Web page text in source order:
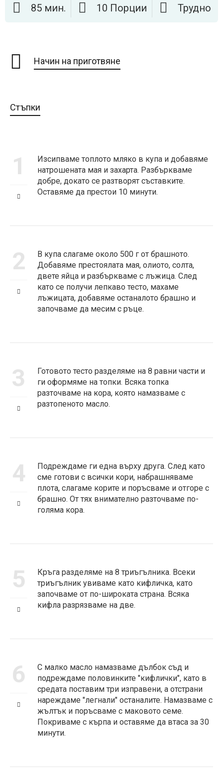
85 мин. 10 Порции Трудно
Начин на приготвяне
Стъпки
1
Изсипваме топлото мляко в купа и добавяме
натрошената мая и захарта. Разбъркваме
добре, докато се разтворят съставките.
Оставяме да престои 10 минути.
2
В купа слагаме около 500 г от брашното.
Добавяме престоялата мая, олиото, солта,
двете яйца и разбъркваме с лъжица. След
като се получи лепкаво тесто, махаме
лъжицата, добавяме останалото брашно и
започваме да месим с ръце.
3
Готовото тесто разделяме на 8 равни части и
ги оформяме на топки. Всяка топка
разточваме на кора, която намазваме с
разтопеното масло.
4
Подреждаме ги една върху друга. След като
сме готови с всички кори, набрашняваме
плота, слагаме корите и поръсваме и отгоре с
брашно. От тях внимателно разточваме по-
голяма кора.
5
Кръга разделяме на 8 триъгълника. Всеки
триъгълник увиваме като кифличка, като
започваме от по-широката страна. Всяка
кифла разрязваме на две.
6
С малко масло намазваме дълбок съд и
подреждаме половинките "кифлички", като в
средата поставим три изправени, а отстрани
нареждаме "легнали" останалите. Намазваме с
жълтък и поръсваме с маковото семе.
Покриваме с кърпа и оставяме да втаса за 30
минути.